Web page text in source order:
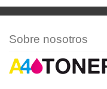
Sobre nosotros